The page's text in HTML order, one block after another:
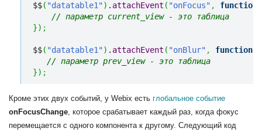
$$( "datatable1") . attachEvent ( "onFocus" , function
// параметр current_view - это таблица
}) ;
$$( "datatable1") . attachEvent ( "onBlur" , function
// параметр prev_view - это таблица
}) ;
Кроме этих двух событий, у Webix есть глобальное событие
onFocusChange, которое срабатывает каждый раз, когда фокус
перемещается с одного компонента к другому. Следующий код